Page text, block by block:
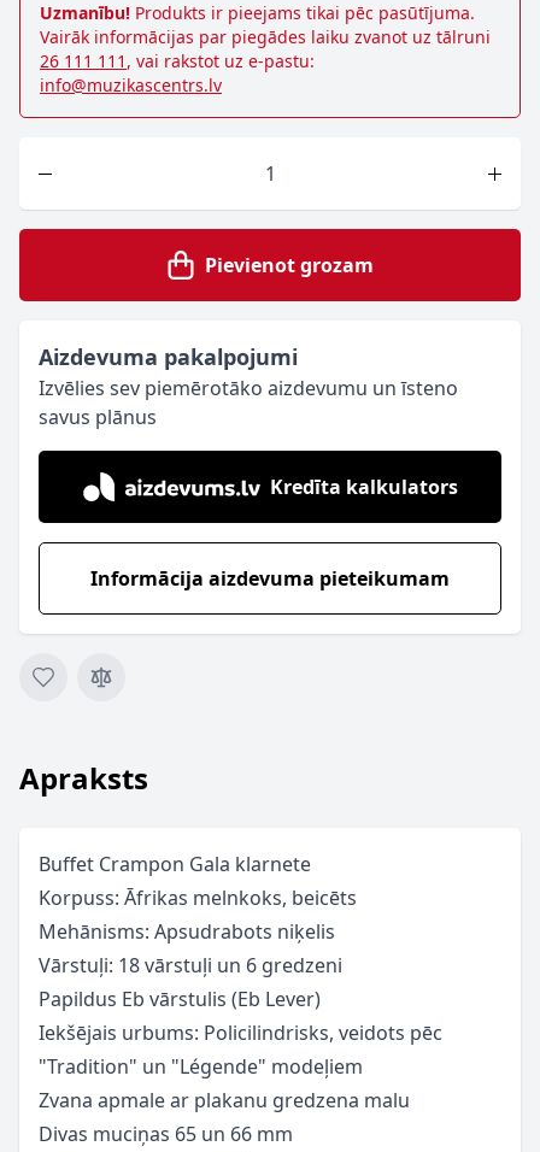
Uzmanību! Produkts ir pieejams tikai pēc pasūtījuma.
Vairāk informācijas par piegādes laiku zvanot uz tālruni
26 111 111 , vai rakstot uz e-pastu:
info@muzikascentrs.lv
Pievienot grozam
Aizdevuma pakalpojumi
Izvēlies sev piemērotāko aizdevumu un īsteno
savus plānus
Kredīta kalkulators
Informācija aizdevuma pieteikumam
Apraksts
Buffet Crampon Gala klarnete
Korpuss: Āfrikas melnkoks, beicēts
Mehānisms: Apsudrabots niķelis
Vārstuļi: 18 vārstuļi un 6 gredzeni
Papildus Eb vārstulis (Eb Lever)
Iekšējais urbums: Policilindrisks, veidots pēc
"Tradition" un "Légende" modeļiem
Zvana apmale ar plakanu gredzena malu
Divas muciņas 65 un 66 mm